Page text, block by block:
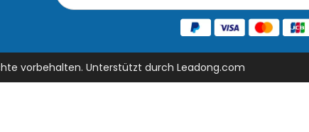
vorbehalten. Unterstützt durch Leadong.com